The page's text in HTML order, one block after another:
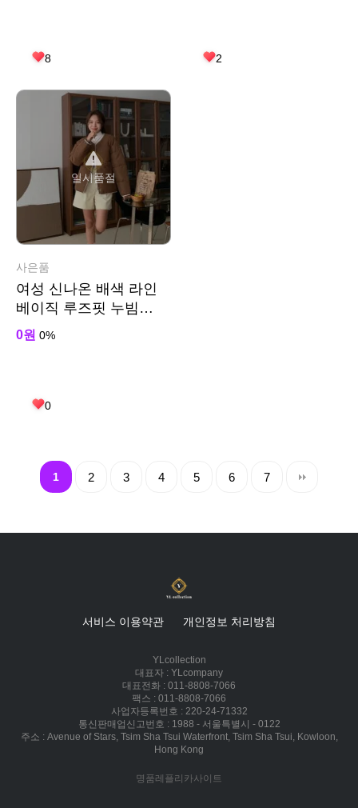
8 2
일시품절
사은품
여성 신나온 배색 라인
베이직 루즈핏 누빔
패딩
0원 0%
0
1 2 3 4 5 6 7
서비스 이용약관 개인정보 처리방침
YLcollection
대표자 : YLcompany
대표전화 : 011-8808-7066
팩스 : 011-8808-7066
사업자등록번호 : 220-24-71332
통신판매업신고번호 : 1988 - 서울특별시 - 0122
주소 : Avenue of Stars, Tsim Sha Tsui Waterfront, Tsim Sha Tsui, Kowloon,
Hong Kong
명품레플리카사이트